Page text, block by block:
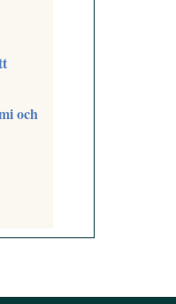
och